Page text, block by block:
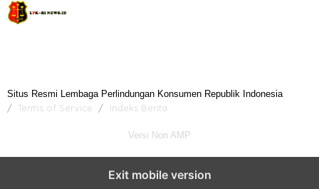
Situs Resmi Lembaga Perlindungan Konsumen Republik Indonesia
Terms of Service Indeks Berita
Versi Non AMP
Exit mobile version